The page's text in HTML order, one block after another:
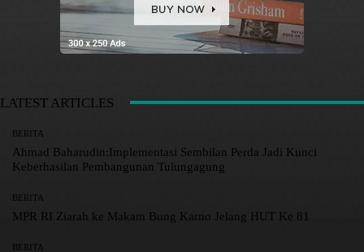
LATEST ARTICLES
BERITA
Ahmad Baharudin:Implementasi Sembilan Perda Jadi Kunci
Keberhasilan Pembangunan Tulungagung
BERITA
MPR RI Ziarah ke Makam Bung Karno Jelang HUT Ke 81
BERITA